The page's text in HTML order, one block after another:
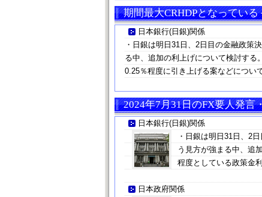
期間最大CRHDPとなってい
日本銀行(日銀)関係
・日銀は明日31日、2日目の金融政策
る中、追加の利上げについて検討する
0.25％程度に引き上げる案などについ
2024年7月31日のFX要人発言
日本銀行(日銀)関係
・日銀は明日31日、2
う見方が強まる中、追
程度としている政策金
日本政府関係